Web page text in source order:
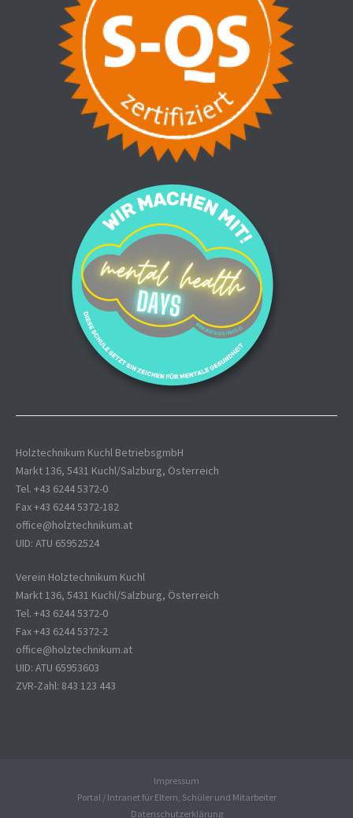
Holztechnikum Kuchl BetriebsgmbH
Markt 136, 5431 Kuchl/Salzburg, Österreich
Tel. +43 6244 5372-0
Fax +43 6244 5372-182
office@holztechnikum.at
UID: ATU 65952524
Verein Holztechnikum Kuchl
Markt 136, 5431 Kuchl/Salzburg, Österreich
Tel. +43 6244 5372-0
Fax +43 6244 5372-2
office@holztechnikum.at
UID: ATU 65953603
ZVR-Zahl: 843 123 443
Impressum
Portal / Intranet für Eltern, Schüler und Mitarbeiter
Datenschutzerklärung